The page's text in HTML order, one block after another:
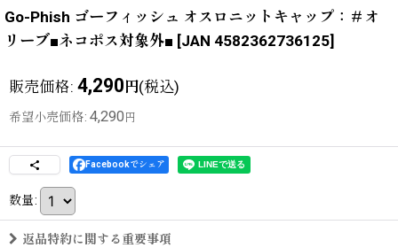
Go-Phish ゴーフィッシュ オスロニットキャップ：＃オ
リーブ■ネコポス対象外■ [JAN 4582362736125]
販売価格: 4,290円(税込)
希望小売価格: 4,290 円
Facebookでシェア
数量:
返品特約に関する重要事項